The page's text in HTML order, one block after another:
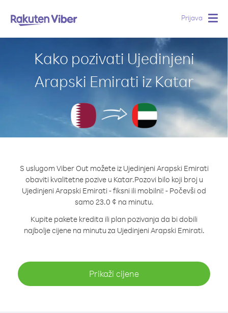
Prijava
Kako pozivati Ujedinjeni
Arapski Emirati iz Katar
S uslugom Viber Out možete iz Ujedinjeni Arapski Emirati
obaviti kvalitetne pozive u Katar.Pozovi bilo koji broj u
Ujedinjeni Arapski Emirati - fiksni ili mobilni! - Počevši od
samo 23.0 ¢ na minutu.
Kupite pakete kredita ili plan pozivanja da bi dobili
najbolje cijene na minutu za Ujedinjeni Arapski Emirati.
Prikaži cijene